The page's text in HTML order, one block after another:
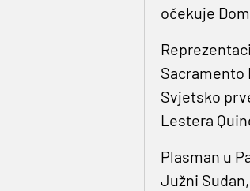
očekuje
Sacramento
Svjetsko
Lestera
Plasman u
Južni